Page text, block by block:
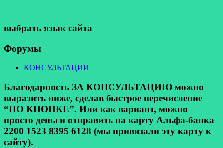
выбрать язык сайта
Форумы
КОНСУЛЬТАЦИИ
Благодарность ЗА КОНСУЛЬТАЦИЮ можно
выразить ниже, сделав быстрое перечисление
“ПО КНОПКЕ”. Или как вариант, можно
просто деньги отправить на карту Альфа-банка
2200 1523 8395 6128 (мы привязали эту карту к
сайту).